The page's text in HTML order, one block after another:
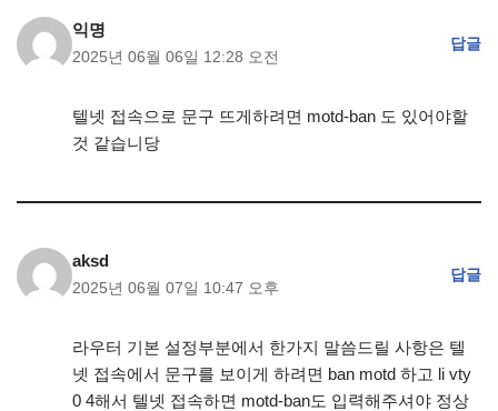
익명
2025년 06월 06일 12:28 오전
답글
텔넷 접속으로 문구 뜨게하려면 motd-ban 도 있어야할
것 같습니당
aksd
2025년 06월 07일 10:47 오후
답글
라우터 기본 설정부분에서 한가지 말씀드릴 사항은 텔
넷 접속에서 문구를 보이게 하려면 ban motd 하고 li vty
0 4해서 텔넷 접속하면 motd-ban도 입력해주셔야 정상